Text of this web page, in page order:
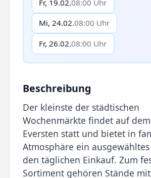
Fr, 19.02.08:00 Uhr
Mi, 24.02.08:00 Uhr
Fr, 26.02.08:00 Uhr
Beschreibung
Der kleinste der städtischen
Wochenmärkte findet auf
Eversten statt und bietet in
Atmosphäre ein
den täglichen Einkauf. Zum
Sortiment gehören Stände